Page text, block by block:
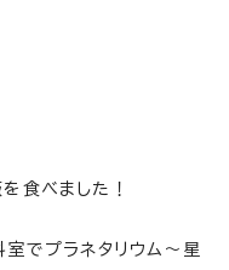
食べました！
でプラネタリウム～星